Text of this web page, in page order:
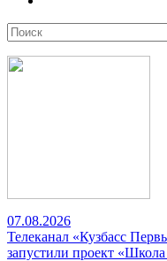
07.08.2026
Телеканал «Кузбасс
запустили проект